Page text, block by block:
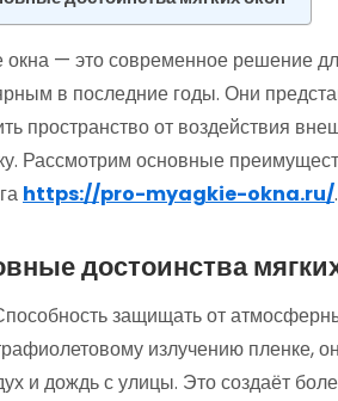
окна — это современное решение
в последние годы. Они
пространство от воздействия
Рассмотрим основные
https://pro-myagkie-okna.ru/.
достоинства
защищать от
излучению пленке,
и дождь с улицы. Это создаёт